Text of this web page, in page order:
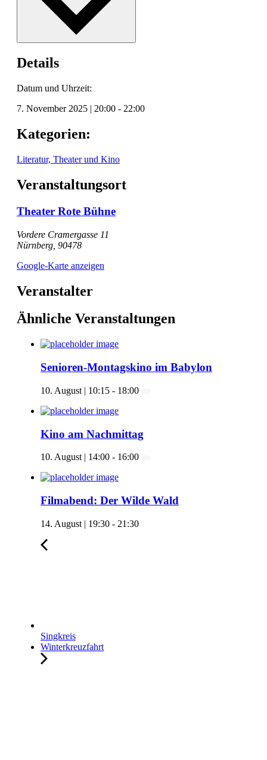
Details
Datum und Uhrzeit:
7. November 2025 | 20:00 - 22:00
Kategorien:
Literatur, Theater und Kino
Veranstaltungsort
Theater Rote Bühne
Vordere Cramergasse 11
Nürnberg 90478
Google-Karte anzeigen
Veranstalter
Ähnliche Veranstaltungen
Senioren-Montagskino im Babylon
10. August | 10:15 - 18:00
Kino am Nachmittag
10. August | 14:00 - 16:00
Filmabend: Der Wilde Wald
14. August | 19:30 - 21:30
Singkreis
Winterkreuzfahrt